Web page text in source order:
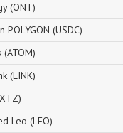
(ONT)
POLYGON (USDC)
(ATOM)
(LINK)
Leo (LEO)